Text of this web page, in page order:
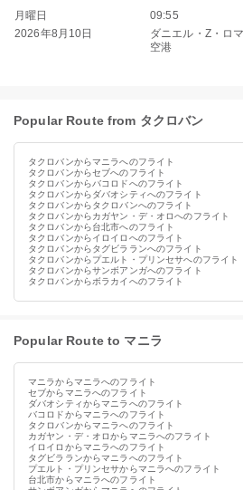
月曜日
2026年8月10日
09:55
ダニエル・Z・ロ
空港
Popular Route from タクロバン
タクロバンからマニラへのフライト
タクロバンからセブへのフライト
タクロバンからバコロドへのフライト
タクロバンからダバオシティへのフライト
タクロバンからタクロバンへのフライト
タクロバンからカガヤン・デ・オロへのフライト
タクロバンから台北市へのフライト
タクロバンからイロイロへのフライト
タクロバンからタグビラランへのフライト
タクロバンからプエルト・プリンセサへのフライト
タクロバンからサンボアンガへのフライト
タクロバンからボラカイへのフライト
Popular Route to マニラ
マニラからマニラへのフライト
セブからマニラへのフライト
ダバオシティからマニラへのフライト
バコロドからマニラへのフライト
タクロバンからマニラへのフライト
カガヤン・デ・オロからマニラへのフライト
イロイロからマニラへのフライト
タグビラランからマニラへのフライト
プエルト・プリンセサからマニラへのフライト
台北市からマニラへのフライト